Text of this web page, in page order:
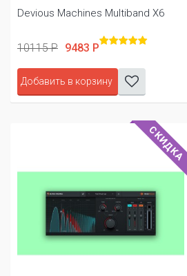
Devious Machines Multiband X6
10115 Р 9483 Р
Добавить в корзину
СКИДКА